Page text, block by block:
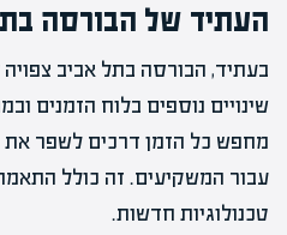
העתיד של הבורסה
בעתיד, הבורסה בתל אביב
שינויים נוספים בלוח הזמנים
מחפש כל הזמן דרכים לשפר את
עבור המשקיעים. זה כולל
טכנולוגיות חדשות.